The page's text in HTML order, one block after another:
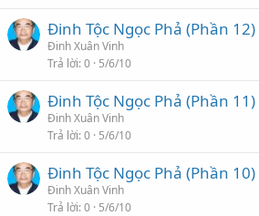
Đinh Tộc Ngọc Phả (Phần 12)
Đinh Xuân Vinh
Trả lời 0 5/6/10
Đinh Tộc Ngọc Phả (Phần 11)
Đinh Xuân Vinh
Trả lời 0 5/6/10
Đinh Tộc Ngọc Phả (Phần 10)
Đinh Xuân Vinh
Trả lời 0 5/6/10